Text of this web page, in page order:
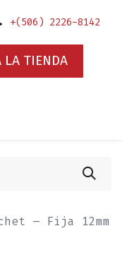
+(506) 2226-8142
LA TIENDA
– Fija 12mm